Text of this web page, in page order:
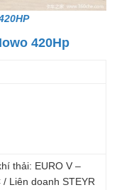
420Hp
thải: EURO V –
Liên doanh STEYR